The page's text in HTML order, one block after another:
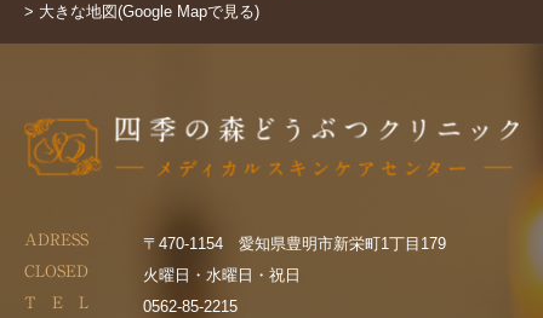
> 大きな地図(Google Mapで見る)
ADRESS 〒470-1154 愛知県豊明市新栄町1丁目179
CLOSED 火曜日・水曜日・祝日
T E L 0562-85-2215